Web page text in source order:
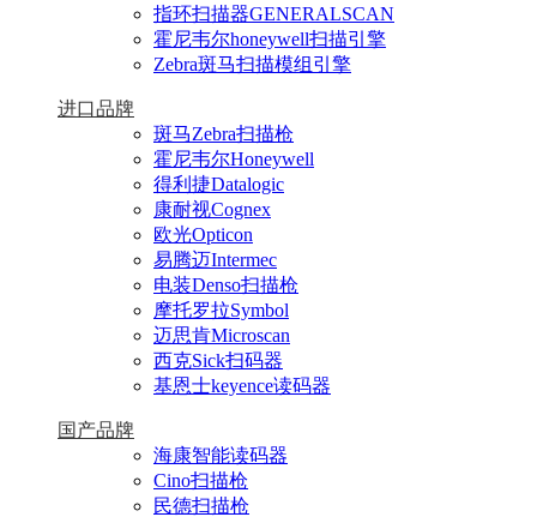
指环扫描器GENERALSCAN
霍尼韦尔honeywell扫描引擎
Zebra斑马扫描模组引擎
进口品牌
斑马Zebra扫描枪
霍尼韦尔Honeywell
得利捷Datalogic
康耐视Cognex
欧光Opticon
易腾迈Intermec
电装Denso扫描枪
摩托罗拉Symbol
迈思肯Microscan
西克Sick扫码器
基恩士keyence读码器
国产品牌
海康智能读码器
Cino扫描枪
民德扫描枪